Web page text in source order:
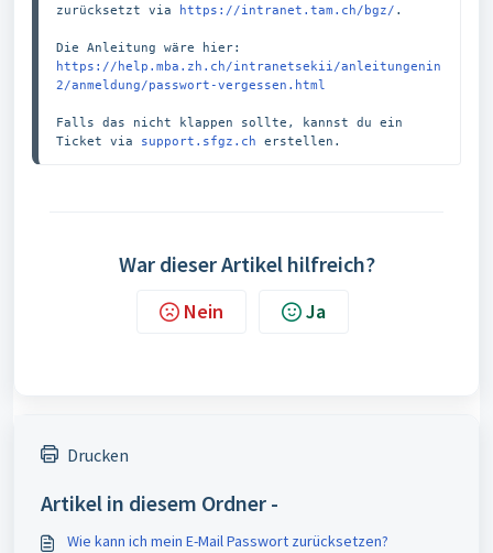
zurücksetzt via
https://intranet.tam.ch/bgz/ .
https://help.mba.zh.ch/intranetsekii/anleitungenin
2/anmeldung/passwort-vergessen.html
Falls das nicht klappen sollte, kannst du ein
Ticket via support.sfgz.ch
War dieser Artikel hilfreich?
Nein Ja
Drucken
Artikel in diesem Ordner -
Wie kann ich mein E-Mail Passwort zurücksetzen?